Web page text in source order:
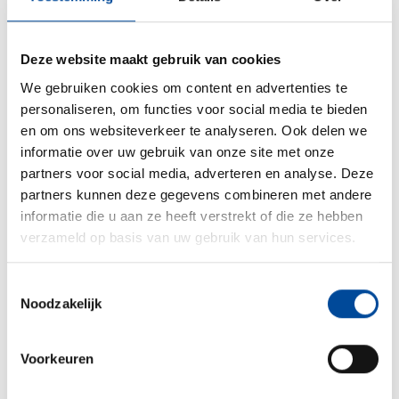
Deze website maakt gebruik van cookies
We gebruiken cookies om content en advertenties te
personaliseren, om functies voor social media te bieden
en om ons websiteverkeer te analyseren. Ook delen we
informatie over uw gebruik van onze site met onze
partners voor social media, adverteren en analyse. Deze
partners kunnen deze gegevens combineren met andere
informatie die u aan ze heeft verstrekt of die ze hebben
verzameld op basis van uw gebruik van hun services.
Noodzakelijk
Voorkeuren
ook dat de vloerbedekking wordt verwijderd, gaten in muren
eventueel de muren terug wit worden geschilderd. Een
verhuisbedrijf kan dit allemaal voor je uit handen nemen.
Wat kost een woning leeghalen na
overlijden?
De kosten voor het leeghalen van een woning na overlijden
liggen erg uiteen. Dit komt doordat de prijs afhankelijk is van
een aantal factoren. Denk bijvoorbeeld de grootte van de
woning, wat er precies moet gebeuren en of er sprake is van
seniorenkamer liggen tussen de €150 en €350. Gaat het om
een grotere woning met 1 of 2 kamers? Dan betaal je